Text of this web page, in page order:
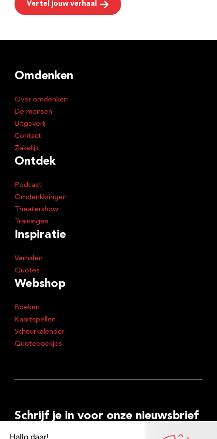
Vertel jouw verhaal
Omdenken
Over omdenken
De mensen
Uitgeverij
Contact
Zakelijk
Ontdek
Podcast
Omdenkkringen
Theatershow
Trainingen
Inspiratie
Verhalen
Quotes
Webshop
Boeken
Kaartspellen
Scheurkalender
Quoteboekjes
Schrijf je in voor onze nieuwsbrief